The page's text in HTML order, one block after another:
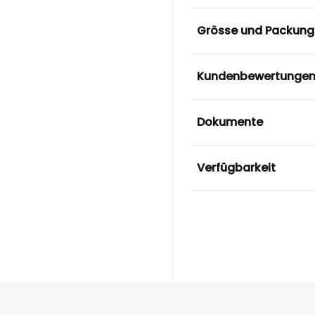
Grösse und Packung
Kundenbewertungen
Dokumente
Verfügbarkeit